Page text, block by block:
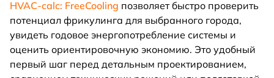
HVAC-calc: FreeCooling позволяет быстро проверить
потенциал фрикулинга для выбранного города,
увидеть годовое энергопотребление системы и
оценить ориентировочную экономию. Это удобный
первый шаг перед детальным проектированием,